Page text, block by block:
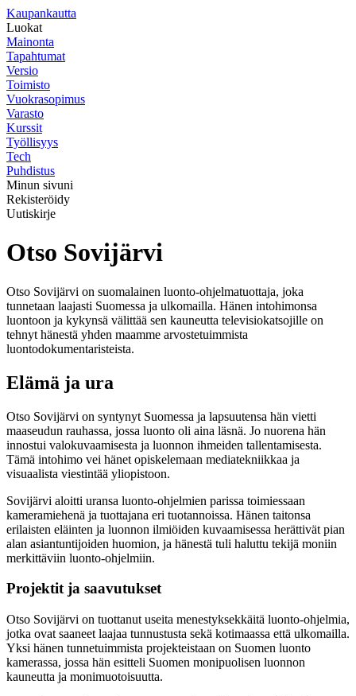
Kaupankautta
Luokat
Mainonta
Tapahtumat
Versio
Toimisto
Vuokrasopimus
Varasto
Kurssit
Työllisyys
Tech
Puhdistus
Minun sivuni
Rekisteröidy
Uutiskirje
Otso Sovijärvi
Otso Sovijärvi on suomalainen luonto-ohjelmatuottaja, joka
tunnetaan laajasti Suomessa ja ulkomailla. Hänen intohimonsa
luontoon ja kykynsä välittää sen kauneutta televisiokatsojille on
tehnyt hänestä yhden maamme arvostetuimmista
luontodokumentaristeista.
Elämä ja ura
Otso Sovijärvi on syntynyt Suomessa ja lapsuutensa hän vietti
maaseudun rauhassa, jossa luonto oli aina läsnä. Jo nuorena hän
innostui valokuvaamisesta ja luonnon ihmeiden tallentamisesta.
Tämä intohimo vei hänet opiskelemaan mediatekniikkaa ja
visuaalista viestintää yliopistoon.
Sovijärvi aloitti uransa luonto-ohjelmien parissa toimiessaan
kameramiehenä ja tuottajana eri tuotannoissa. Hänen taitonsa
erilaisten eläinten ja luonnon ilmiöiden kuvaamisessa herättivät pian
alan asiantuntijoiden huomion, ja hänestä tuli haluttu tekijä moniin
merkittäviin luonto-ohjelmiin.
Projektit ja saavutukset
Otso Sovijärvi on tuottanut useita menestyksekkäitä luonto-ohjelmia,
jotka ovat saaneet laajaa tunnustusta sekä kotimaassa että ulkomailla.
Yksi hänen tunnetuimmista projekteistaan on Suomen luonto
kamerassa, jossa hän esitteli Suomen monipuolisen luonnon
kauneutta ja monimuotoisuutta.